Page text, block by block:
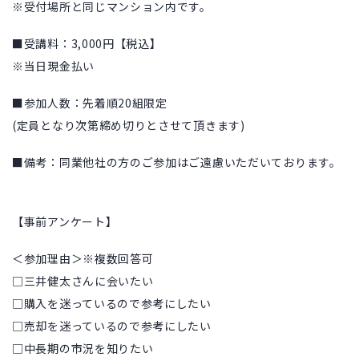
※受付場所と同じマンション内です。
■受講料：3,000円【税込】
※当日現金払い
■参加人数：先着順20組限定
(定員となり次第締め切りとさせて頂きます)
■備考：同業他社の方のご参加はご遠慮いただいております。
【事前アンケート】
＜参加理由＞※複数回答可
□三井健太さんに会いたい
□購入を迷っているので参考にしたい
□売却を迷っているので参考にしたい
□中長期の市況を知りたい